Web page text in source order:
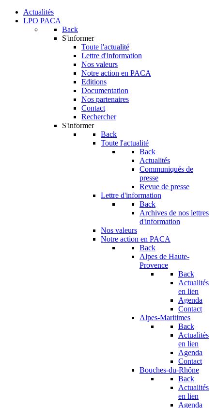
Actualités
LPO PACA
Back
S'informer
Toute l'actualité
Lettre d'information
Nos valeurs
Notre action en PACA
Editions
Documentation
Nos partenaires
Contact
Rechercher
S'informer
Back
Toute l'actualité
Back
Actualités
Communiqués de
presse
Revue de presse
Lettre d'information
Back
Archives de nos lettres
d'information
Nos valeurs
Notre action en PACA
Back
Alpes de Haute-
Provence
Back
Actualités
en lien
Agenda
Contact
Alpes-Maritimes
Back
Actualités
en lien
Agenda
Contact
Bouches-du-Rhône
Back
Actualités
en lien
Agenda